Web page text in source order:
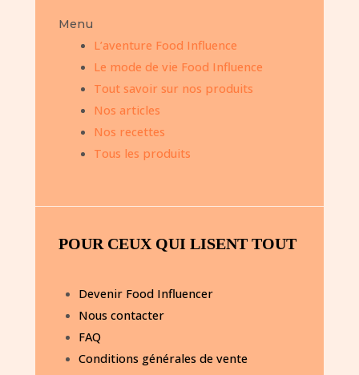
Menu
L’aventure Food Influence
Le mode de vie Food Influence
Tout savoir sur nos produits
Nos articles
Nos recettes
Tous les produits
POUR CEUX QUI LISENT TOUT
Devenir Food Influencer
Nous contacter
FAQ
Conditions générales de vente